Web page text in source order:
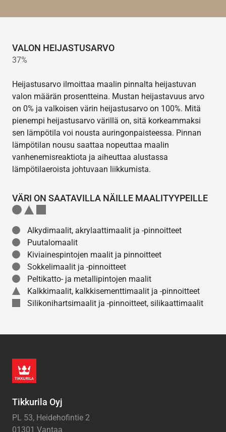
VALON HEIJASTUSARVO
37%
Heijastusarvo ilmoittaa maalin pinnalta heijastuvan
valon määrän prosentteina. Mustan heijastavuus arvo
on 0% ja valkoisen värin heijastusarvo on 100%. Mitä
pienempi heijastusarvo värillä on, sitä korkeammaksi
sen lämpötila voi nousta auringonpaisteessa. Pinnan
lämpötilan nousu saattaa nopeuttaa maalin
vanhenemisreaktiota ja aiheuttaa alustassa
lämpötilaeroista johtuvaan liikkumista.
VÄRI ON SAATAVILLA NÄILLE MAALITYYPEILLE
Alkydimaalit, akrylaattimaalit ja -pinnoitteet
Puutalomaalit
Kiviainespintojen maalit ja pinnoitteet
Sokkelimaalit ja -pinnoitteet
Peltikatto- ja metallipintojen maalit
Kalkkimaalit, kalkkisementtimaalit ja -pinnoitteet
Silikonihartsimaalit ja -pinnoitteet, silikaattimaalit
Tikkurila Oyj
PL 53, Heidehofintie 2
01301 Vantaa